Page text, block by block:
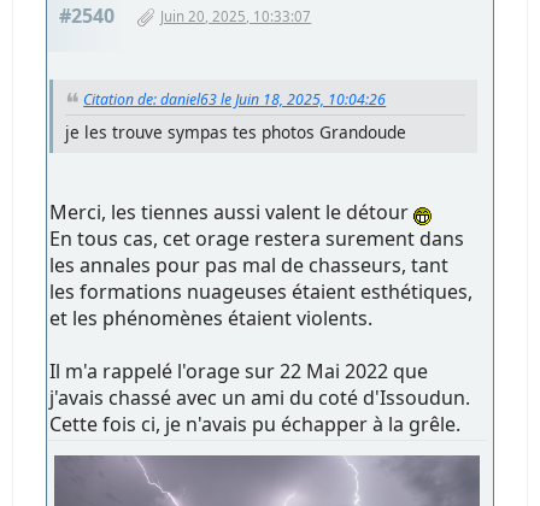
#2540 Juin 20, 2025, 10:33:07
Citation de: daniel63 le Juin 18, 2025, 10:04:26
je les trouve sympas tes photos Grandoude
Merci, les tiennes aussi valent le détour
En tous cas, cet orage restera surement dans
les annales pour pas mal de chasseurs, tant
les formations nuageuses étaient esthétiques,
et les phénomènes étaient violents.
Il m'a rappelé l'orage sur 22 Mai 2022 que
j'avais chassé avec un ami du coté d'Issoudun.
Cette fois ci, je n'avais pu échapper à la grêle.